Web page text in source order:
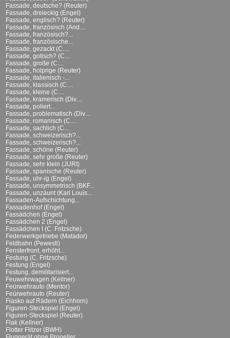
Fassade, deutsche? (Reuter)
Fassade, dreieckig (Engel)
Fassade, englisch? (Reuter)
Fassade, französisch (And....
Fassade, französisch?...
Fassade, französische...
Fassade, gezackt (C....
Fassade, gotisch? (C....
Fassade, große (C....
Fassade, holprige (Reuter)
Fassade, italienisch -...
Fassade, klassisch (C....
Fassade, kleine (C....
Fassade, kramerisch (Div....
Fassade, poliert...
Fassade, problematisch (Div....
Fassade, romanisch (C....
Fassade, sachlich (C....
Fassade, schweizerisch?...
Fassade, schweizerisch?...
Fassade, schöne (Reuter)
Fassade, sehr große (Reuter)
Fassade, sehr klein (JURI)
Fassade, spanische (Reuter)
Fassade, uhr-ig (Engel)
Fassade, unsymmetrisch (BKF...
Fassade, unzäunt (Karl Louis...
Fassaden-Aufschichtung...
Fassadenhof (Engel)
Fassädchen (Engel)
Fassädchen 2 (Engel)
Fassädchen I (C. Fritzsche)
Federwerkgetriebe (Matador)
Feldbahn (Pewesti)
Fensterfront, erhöht...
Festung (C. Fritzsche)
Festung (Engel)
Festung, demilitarisiert...
Feuwehrwagen (Kellner)
Feürwehrauto (Mentor)
Feürwehrauto (Reuter)
Fiasko auf Rädern (Eichhorn)
Figuren-Steckspiel (Engel)
Figuren-Steckspiel (Reuter)
Flak (Kellner)
Flotter Flitzer (BWH)